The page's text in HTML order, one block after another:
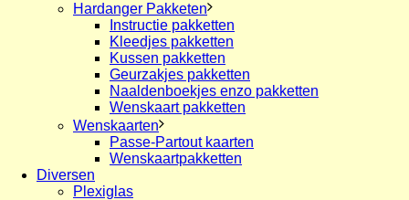
Hardanger Pakketen
Instructie pakketten
Kleedjes pakketten
Kussen pakketten
Geurzakjes pakketten
Naaldenboekjes enzo pakketten
Wenskaart pakketten
Wenskaarten
Passe-Partout kaarten
Wenskaartpakketten
Diversen
Plexiglas